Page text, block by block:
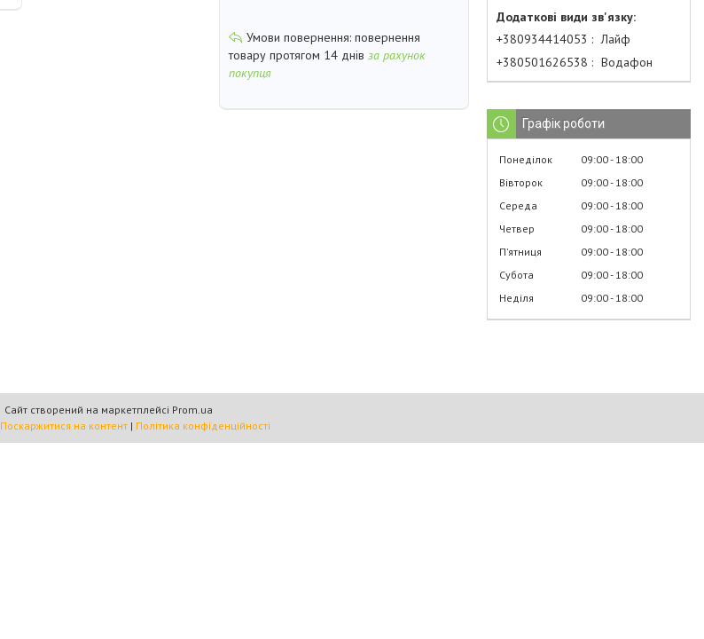
повернення
товару протягом 14 днів за рахунок
покупця
+380934414053
Лайф
+380501626538
Водафон
Графік роботи
Понеділок 09:00 18:00
Вівторок
09:00 18:00
Середа
09:00 18:00
Четвер
09:00 18:00
Пʼятниця
09:00 18:00
Субота
09:00 18:00
Неділя
09:00 18:00
Сайт створений на маркетплейсі Prom.ua
Поскаржитися на контент | Політика конфіденційності